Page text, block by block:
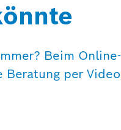
Beim
per